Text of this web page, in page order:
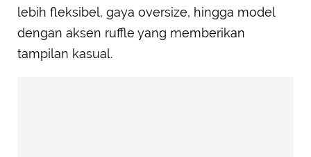
lebih fleksibel, gaya oversize, hingga model
dengan aksen ruffle yang memberikan
tampilan kasual.